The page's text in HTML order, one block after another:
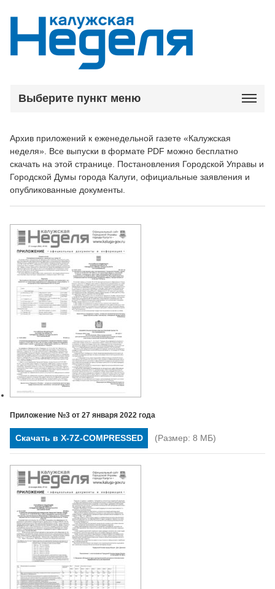
Выберите пункт меню
Архив приложений к еженедельной газете «Калужская
неделя». Все выпуски в формате PDF можно бесплатно
скачать на этой странице. Постановления Городской Управы и
Городской Думы города Калуги, официальные заявления и
опубликованные документы.
Приложение №3 от 27 января 2022 года
Скачать в X-7Z-COMPRESSED (Размер: 8 МБ)